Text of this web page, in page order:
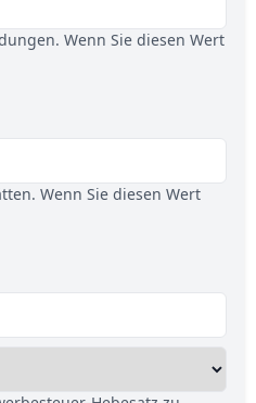
Wenn Sie diesen Wert
Wenn Sie diesen Wert